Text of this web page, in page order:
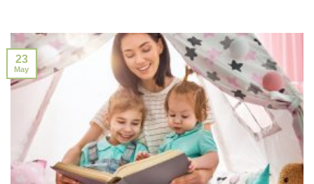
23
May